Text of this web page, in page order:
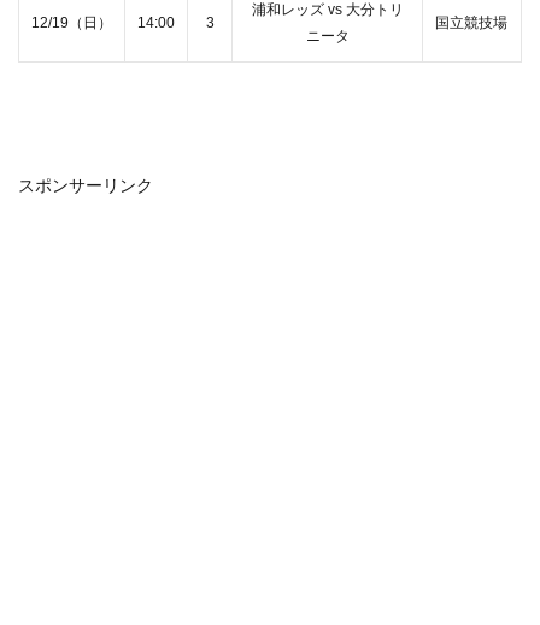
12/19（日） 14:00 3
浦和レッズ vs 大分トリ
ニータ
国立競技場
スポンサーリンク